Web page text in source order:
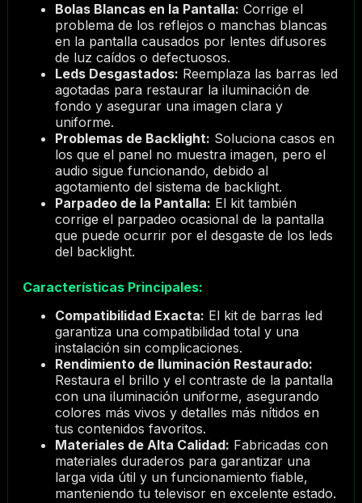
Bolas Blancas en la Pantalla: Corrige el
problema de los reflejos o manchas blancas
en la pantalla causados por lentes difusores
de luz caídos o defectuosos.
Leds Desgastados: Reemplaza las barras led
agotadas para restaurar la iluminación de
fondo y asegurar una imagen clara y
uniforme.
Problemas de Backlight: Soluciona casos en
los que el panel no muestra imagen, pero el
audio sigue funcionando, debido al
agotamiento del sistema de backlight.
Parpadeo de la Pantalla: El kit también
corrige el parpadeo ocasional de la pantalla
que puede ocurrir por el desgaste de los leds
del backlight.
Características Principales:
Compatibilidad Exacta: El kit de barras led
garantiza una compatibilidad total y una
instalación sin complicaciones.
Rendimiento de Iluminación Restaurado:
Restaura el brillo y el contraste de la pantalla
con una iluminación uniforme, asegurando
colores más vivos y detalles más nítidos en
tus contenidos favoritos.
Materiales de Alta Calidad: Fabricadas con
materiales duraderos para garantizar una
larga vida útil y un funcionamiento fiable,
manteniendo tu televisor en excelente estado.